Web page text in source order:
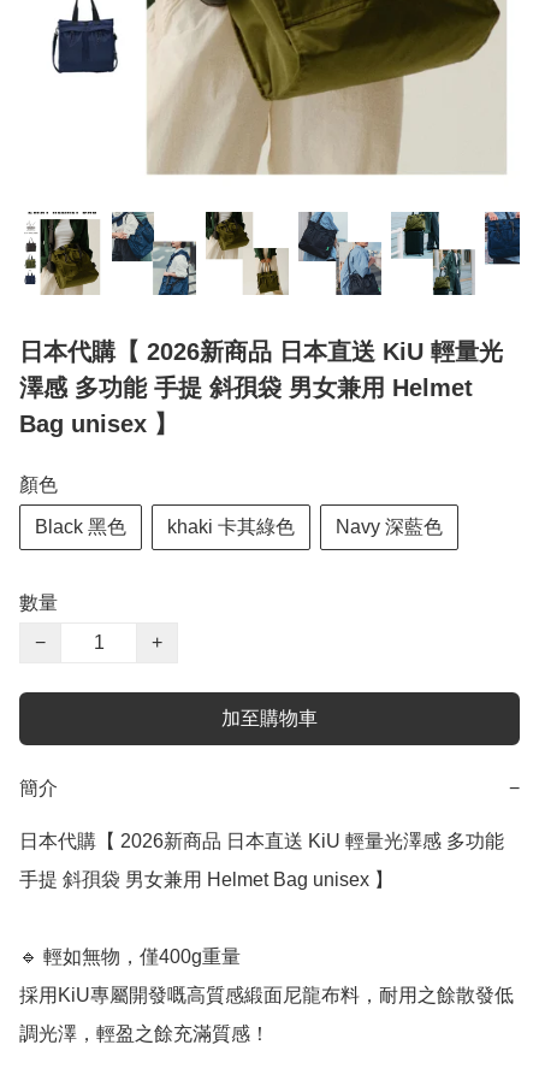
日本代購【 2026新商品 日本直送 KiU 輕量光
澤感 多功能 手提 斜孭袋 男女兼用 Helmet
Bag unisex 】
顏色
Black 黑色 khaki 卡其綠色 Navy 深藍色
數量
−
+
加至購物車
簡介 −
日本代購【 2026新商品 日本直送 KiU 輕量光澤感 多功能
手提 斜孭袋 男女兼用 Helmet Bag unisex 】
🔹 輕如無物，僅400g重量
採用KiU專屬開發嘅高質感緞面尼龍布料，耐用之餘散發低
調光澤，輕盈之餘充滿質感！